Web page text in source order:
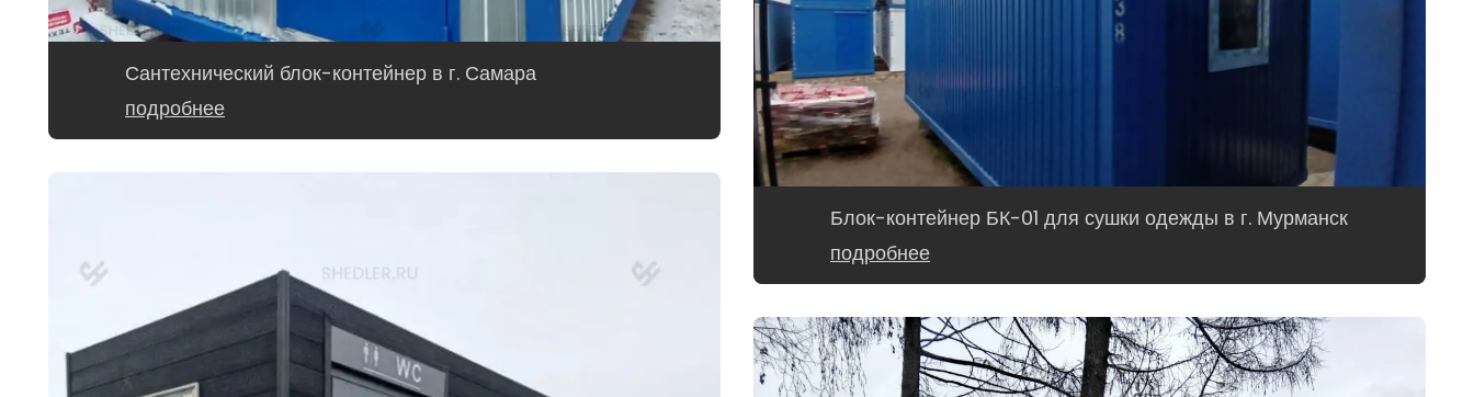
Сантехнический блок-контейнер в г. Самара
подробнее
Блок-контейнер БК-01 для сушки одежды в г. Мурманск
подробнее